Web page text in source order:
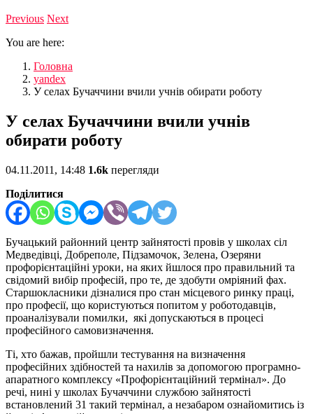
Previous Next
You are here:
Головна
yandex
У селах Бучаччини вчили учнів обирати роботу
У селах Бучаччини вчили учнів
обирати роботу
04.11.2011, 14:48 1.6k перегляди
Поділитися
Бучацький районний центр зайнятості провів у школах сіл
Медведівці, Добреполе, Підзамочок, Зелена, Озеряни
профорієнтаційні уроки, на яких йшлося про правильний та
свідомий вибір професій, про те, де здобути омріяний фах.
Старшокласники дізналися про стан місцевого ринку праці,
про професії, що користуються попитом у роботодавців,
проаналізували помилки, які допускаються в процесі
професійного самовизначення.
Ті, хто бажав, пройшли тестування на визначення
професійних здібностей та нахилів за допомогою програмно-
апаратного комплексу «Профорієнтаційний термінал». До
речі, нині у школах Бучаччини службою зайнятості
встановлений 31 такий термінал, а незабаром ознайомитись із